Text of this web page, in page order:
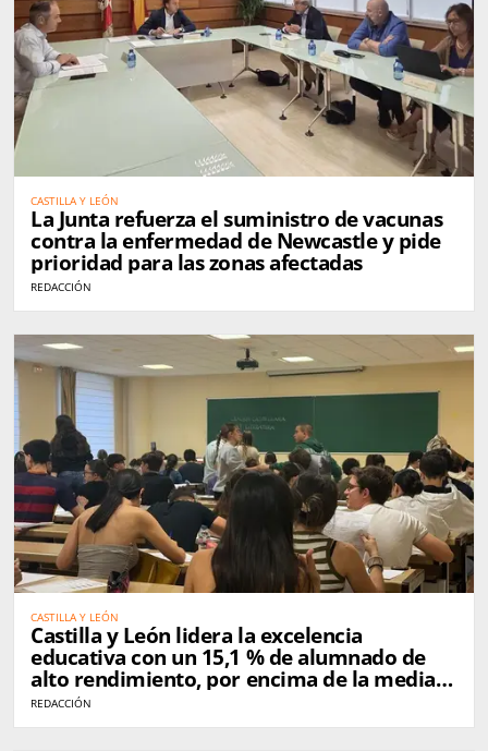
CASTILLA Y LEÓN
La Junta refuerza el suministro de vacunas
contra la enfermedad de Newcastle y pide
prioridad para las zonas afectadas
REDACCIÓN
CASTILLA Y LEÓN
Castilla y León lidera la excelencia
educativa con un 15,1 % de alumnado de
alto rendimiento, por encima de la media
nacional
REDACCIÓN